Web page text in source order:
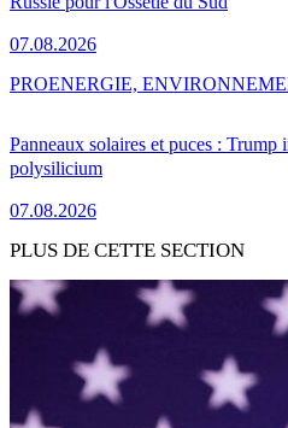
07.08.2026
Panneaux solaires et puces : Trump
polysilicium
07.08.2026
PROENERGIE,
PLUS DE CETTE SECTION